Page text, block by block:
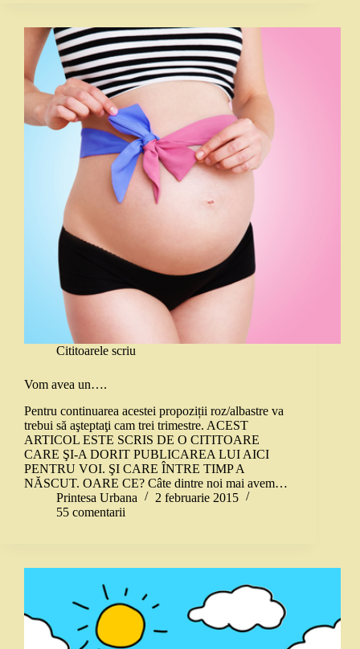
Cititoarele scriu
Vom avea un….
Pentru continuarea acestei propoziții roz/albastre va
trebui să aşteptaţi cam trei trimestre. ACEST
ARTICOL ESTE SCRIS DE O CITITOARE
CARE ŞI-A DORIT PUBLICAREA LUI AICI
PENTRU VOI. ŞI CARE ÎNTRE TIMP A
NĂSCUT. OARE CE? Câte dintre noi mai avem…
Printesa Urbana
2 februarie 2015
55 comentarii